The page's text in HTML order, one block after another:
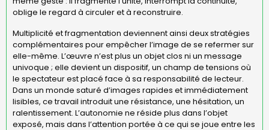
oblige le regard à circuler et à reconstruire.
Multiplicité et fragmentation deviennent ainsi deux stratégies
complémentaires pour empêcher l’image de se refermer sur
elle-même. L’œuvre n’est plus un objet clos ni un message
univoque ; elle devient un dispositif, un champ de tensions où
le spectateur est placé face à sa responsabilité de lecteur.
Dans un monde saturé d’images rapides et immédiatement
lisibles, ce travail introduit une résistance, une hésitation, un
ralentissement. L’autonomie ne réside plus dans l’objet
exposé, mais dans l’attention portée à ce qui se joue entre les